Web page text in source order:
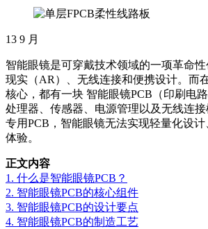
13 9 月
智能眼镜是可穿戴技术领域的一项革命
现实（AR）、无线连接和便携设计。而
核心，都有一块 智能眼镜PCB（印刷电
处理器、传感器、电源管理以及无线连
专用PCB，智能眼镜无法实现轻量化设
体验。
正文内容
1. 什么是智能眼镜PCB？
2. 智能眼镜PCB的核心组件
3. 智能眼镜PCB的设计要点
4. 智能眼镜PCB的制造工艺